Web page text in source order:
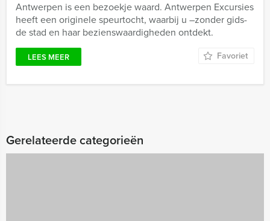
Antwerpen is een bezoekje waard. Antwerpen Excursies
heeft een originele speurtocht, waarbij u –zonder gids-
de stad en haar bezienswaardigheden ontdekt.
LEES MEER Favoriet
Gerelateerde categorieën